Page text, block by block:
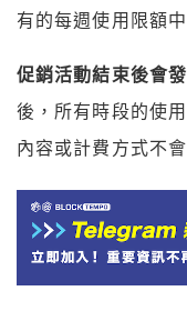
有的每週使用限額中
促銷活動結束後會
後，所有時段的使
內容或計費方式不